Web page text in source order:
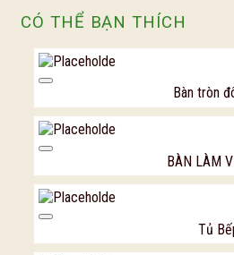
CÓ THỂ BẠN THÍCH
Bàn tròn
BÀN LÀM
Tủ